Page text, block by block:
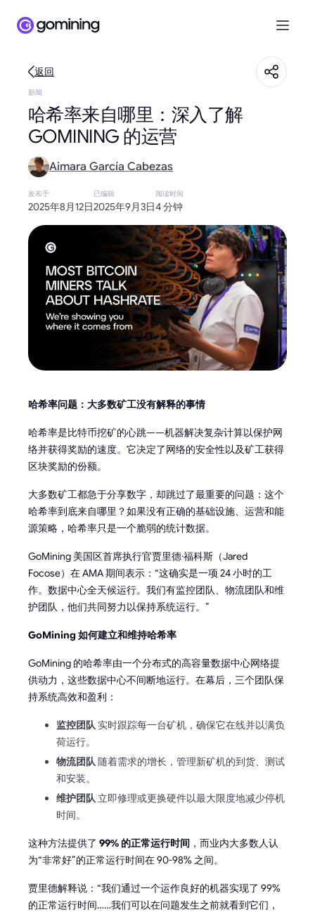
返回
新闻
哈希率来自哪里：深入了解
GOMINING 的运营
Aimara García Cabezas
发布于
2025年8月12日
已编辑
2025年9月3日
阅读时间
4 分钟
哈希率问题：大多数矿工没有解释的事情
哈希率是比特币挖矿的心跳——机器解决复杂计算以保护网
络并获得奖励的速度。它决定了网络的安全性以及矿工获得
区块奖励的份额。
大多数矿工都急于分享数字，却跳过了最重要的问题：这个
哈希率到底来自哪里？如果没有正确的基础设施、运营和能
源策略，哈希率只是一个脆弱的统计数据。
GoMining 美国区首席执行官贾里德·福科斯（Jared
Focose）在 AMA 期间表示：“这确实是一项 24 小时的工
作。数据中心全天候运行。我们有监控团队、物流团队和维
护团队，他们共同努力以保持系统运行。”
GoMining 如何建立和维持哈希率
GoMining 的哈希率由一个分布式的高容量数据中心网络提
供动力，这些数据中心不间断地运行。在幕后，三个团队保
持系统高效和盈利：
监控团队 实时跟踪每一台矿机，确保它在线并以满负
荷运行。
物流团队随着需求的增长，管理新矿机的到货、测试
和安装。
维护团队 立即修理或更换硬件以最大限度地减少停机
时间。
这种方法提供了 99% 的正常运行时间 ，而业内大多数人认
为“非常好”的正常运行时间在 90-98% 之间。
贾里德解释说：“我们通过一个运作良好的机器实现了 99%
的正常运行时间……我们可以在问题发生之前就看到它们，